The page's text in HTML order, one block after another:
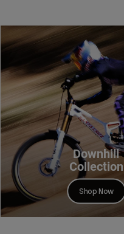
Downhill
Collection
Shop Now